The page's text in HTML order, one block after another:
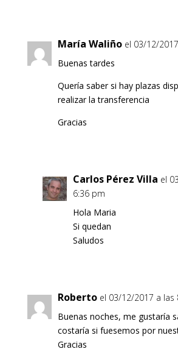
María Waliño el 03/12/
Buenas tardes
Quería saber si hay plazas
realizar la transferencia
Gracias
Carlos Pérez Villa el
6:36 pm
Hola Maria
Si quedan
Saludos
Roberto el 03/12/2017 a las
Buenas noches, me gustaría
costaría si fuesemos por
Gracias